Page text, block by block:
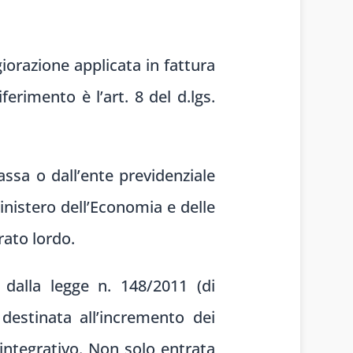
applicata in fattura
è l’art. 8 del d.lgs.
o dall’ente previdenziale
dell’Economia e delle
lordo.
legge n. 148/2011 (di
all’incremento dei
Non solo entrata